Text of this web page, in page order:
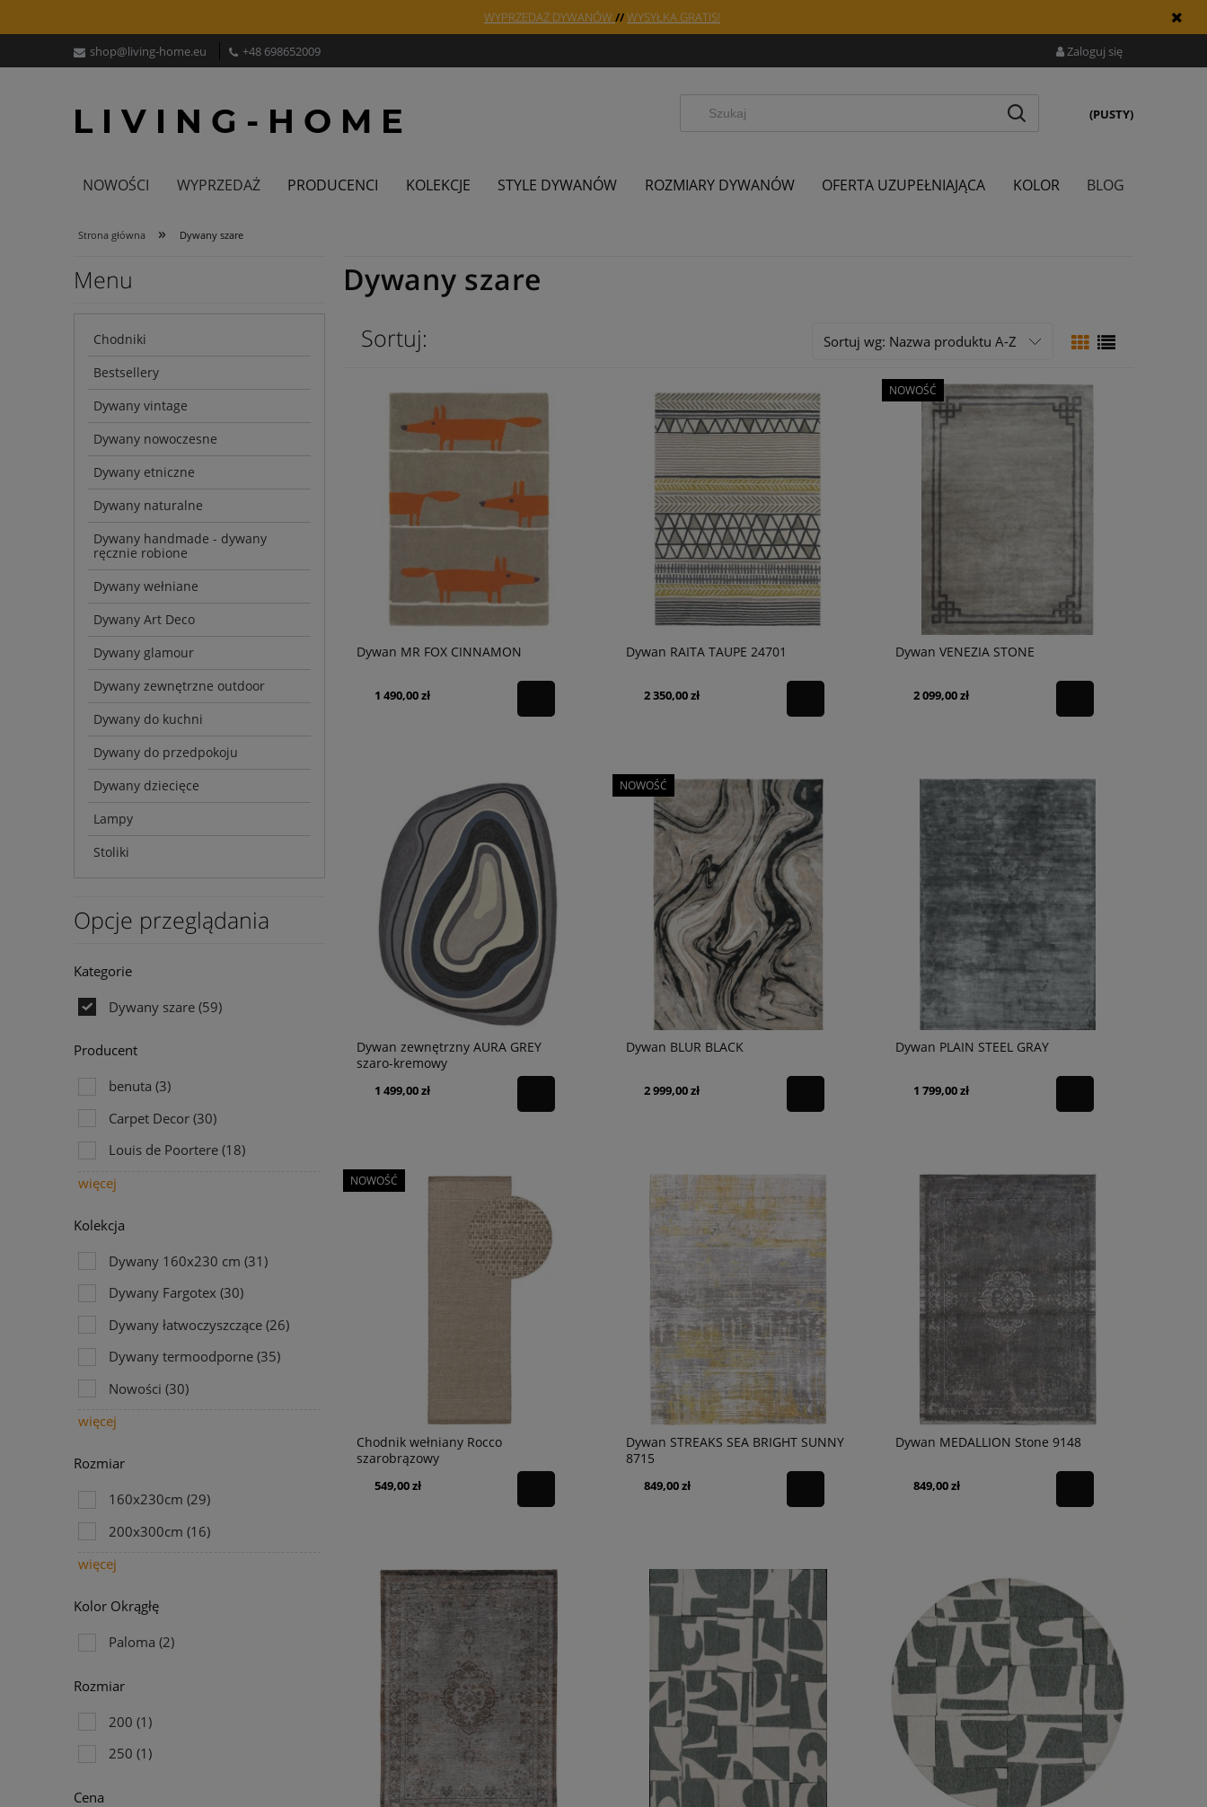
WYPRZEDAŻ DYWANÓW //WYSYŁKA GRATIS!
shop@living-home.eu +48 698652009 Zaloguj się
(PUSTY)
NOWOŚCI WYPRZEDAŻ PRODUCENCI KOLEKCJE STYLE DYWANÓW ROZMIARY DYWANÓW OFERTA UZUPEŁNIAJĄCA KOLOR BLOG
Strona główna » Dywany szare
Dywany szare
Sortuj: Sortuj wg: Nazwa produktu A-Z
Dywan MR FOX CINNAMON
1 490,00 zł
Dywan RAITA TAUPE 24701
2 350,00 zł
Dywan VENEZIA STONE
2 099,00 zł
NOWOŚĆ
Dywan zewnętrzny AURA GREY
szaro-kremowy
1 499,00 zł
Dywan BLUR BLACK
2 999,00 zł
NOWOŚĆ
Dywan PLAIN STEEL GRAY
1 799,00 zł
Chodnik wełniany Rocco
szarobrązowy
549,00 zł
NOWOŚĆ
Dywan STREAKS SEA BRIGHT SUNNY
8715
849,00 zł
Dywan MEDALLION Stone 9148
849,00 zł
Menu
Chodniki
Bestsellery
Dywany vintage
Dywany nowoczesne
Dywany etniczne
Dywany naturalne
Dywany handmade - dywany
ręcznie robione
Dywany wełniane
Dywany Art Deco
Dywany glamour
Dywany zewnętrzne outdoor
Dywany do kuchni
Dywany do przedpokoju
Dywany dziecięce
Lampy
Stoliki
Opcje przeglądania
Kategorie
Dywany szare (59)
Producent
benuta (3)
Carpet Decor (30)
Louis de Poortere (18)
więcej
Kolekcja
Dywany 160x230 cm (31)
Dywany Fargotex (30)
Dywany łatwoczyszczące (26)
Dywany termoodporne (35)
Nowości (30)
więcej
Rozmiar
160x230cm (29)
200x300cm (16)
więcej
Kolor Okrągłę
Paloma (2)
Rozmiar
200 (1)
250 (1)
Cena